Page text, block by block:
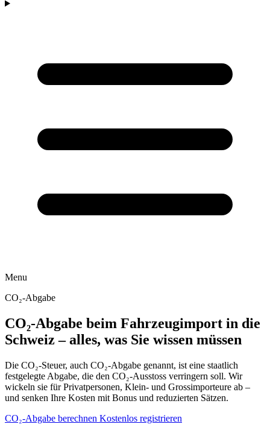
Menu
CO₂-Abgabe
CO₂-Abgabe beim Fahrzeugimport in die
Schweiz – alles, was Sie wissen müssen
Die CO₂-Steuer, auch CO₂-Abgabe genannt, ist eine staatlich
festgelegte Abgabe, die den CO₂-Ausstoss verringern soll. Wir
wickeln sie für Privatpersonen, Klein- und Grossimporteure ab –
und senken Ihre Kosten mit Bonus und reduzierten Sätzen.
CO₂-Abgabe berechnen Kostenlos registrieren